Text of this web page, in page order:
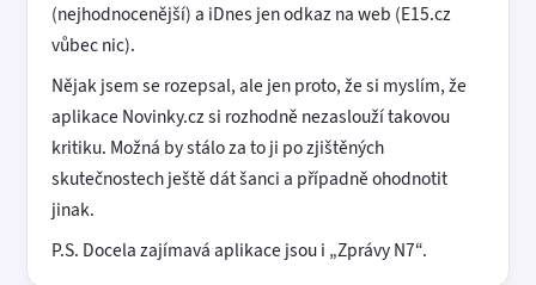
(nejhodnocenější) a iDnes jen odkaz na web (E15.cz
vůbec nic).
Nějak jsem se rozepsal, ale jen proto, že si myslím, že
aplikace Novinky.cz si rozhodně nezaslouží takovou
kritiku. Možná by stálo za to ji po zjištěných
skutečnostech ještě dát šanci a případně ohodnotit
jinak.
P.S. Docela zajímavá aplikace jsou i „Zprávy N7“.